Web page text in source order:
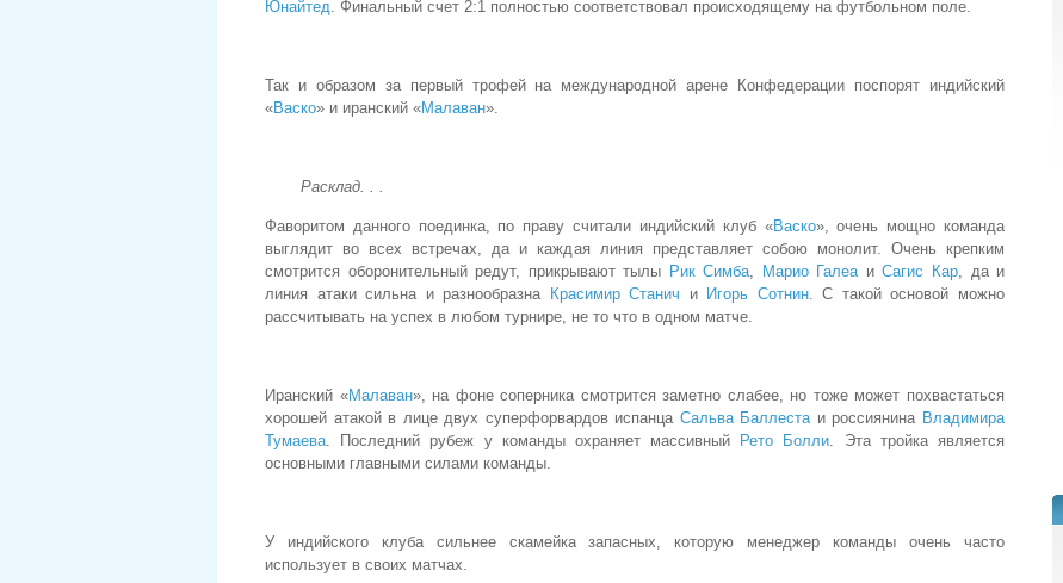
Юнайтед . Финальный счет 2:1 полностью соответствовал происходящему на футбольном поле.
Так и образом за первый трофей на международной арене Конфедерации поспорят индийский
«Васко» и иранский «Малаван».
Расклад. . .
Фаворитом данного поединка, по праву считали индийский клуб «Васко», очень мощно команда
выглядит во всех встречах, да и каждая линия представляет собою монолит. Очень крепким
смотрится оборонительный редут, прикрывают тылы Рик Симба Марио Галеа иСагис Кар, да и
линия атаки сильна и разнообразна Красимир Станич и Игорь Сотнин. С такой основой можно
рассчитывать на успех в любом турнире, не то что в одном матче.
Иранский «Малаван», на фоне соперника смотрится заметно слабее, но тоже может похвастаться
хорошей атакой в лице двух суперфорвардов испанца Сальва Баллеста и россиянина Владимира
Тумаева . Последний рубеж у команды охраняет массивный Рето Болли . Эта тройка является
основными главными силами команды.
У индийского клуба сильнее скамейка запасных, которую менеджер команды очень часто
использует в своих матчах.